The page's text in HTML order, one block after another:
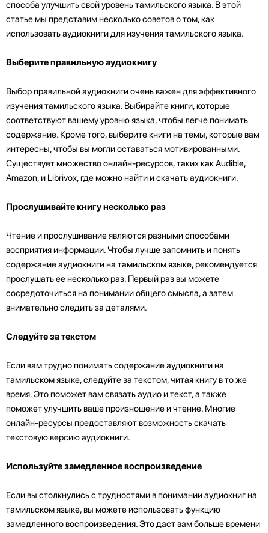
способа улучшить свой уровень тамильского языка. В этой
статье мы представим несколько советов о том, как
использовать аудиокниги для изучения тамильского языка.
Выберите правильную аудиокнигу
Выбор правильной аудиокниги очень важен для эффективного
изучения тамильского языка. Выбирайте книги, которые
соответствуют вашему уровню языка, чтобы легче понимать
содержание. Кроме того, выберите книги на темы, которые вам
интересны, чтобы вы могли оставаться мотивированными.
Существует множество онлайн-ресурсов, таких как Audible,
Amazon, и Librivox, где можно найти и скачать аудиокниги.
Прослушивайте книгу несколько раз
Чтение и прослушивание являются разными способами
восприятия информации. Чтобы лучше запомнить и понять
содержание аудиокниги на тамильском языке, рекомендуется
прослушать ее несколько раз. Первый раз вы можете
сосредоточиться на понимании общего смысла, а затем
внимательно следить за деталями.
Следуйте за текстом
Если вам трудно понимать содержание аудиокниги на
тамильском языке, следуйте за текстом, читая книгу в то же
время. Это поможет вам связать аудио и текст, а также
поможет улучшить ваше произношение и чтение. Многие
онлайн-ресурсы предоставляют возможность скачать
текстовую версию аудиокниги.
Используйте замедленное воспроизведение
Если вы столкнулись с трудностями в понимании аудиокниг на
тамильском языке, вы можете использовать функцию
замедленного воспроизведения. Это даст вам больше времени